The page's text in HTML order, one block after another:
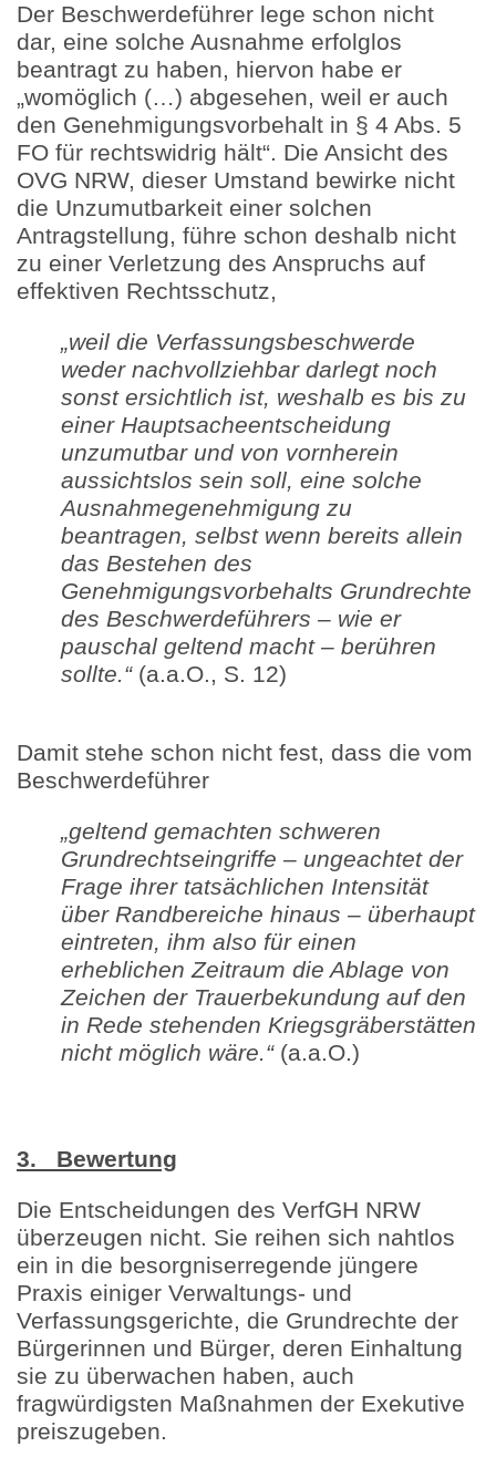
Der Beschwerdeführer lege schon nicht
dar, eine solche Ausnahme erfolglos
beantragt zu haben, hiervon habe er
„womöglich (…) abgesehen, weil er auch
den Genehmigungsvorbehalt in § 4 Abs. 5
FO für rechtswidrig hält“. Die Ansicht des
OVG NRW, dieser Umstand bewirke nicht
die Unzumutbarkeit einer solchen
Antragstellung, führe schon deshalb nicht
zu einer Verletzung des Anspruchs auf
effektiven Rechtsschutz,
„weil die Verfassungsbeschwerde
weder nachvollziehbar darlegt noch
sonst ersichtlich ist, weshalb es bis zu
einer Hauptsacheentscheidung
unzumutbar und von vornherein
aussichtslos sein soll, eine solche
Ausnahmegenehmigung zu
beantragen, selbst wenn bereits allein
das Bestehen des
Genehmigungsvorbehalts Grundrechte
des Beschwerdeführers – wie er
pauschal geltend macht – berühren
sollte.“(a.a.O., S. 12)
Damit stehe schon nicht fest, dass die vom
Beschwerdeführer
„geltend gemachten schweren
Grundrechtseingriffe – ungeachtet der
Frage ihrer tatsächlichen Intensität
über Randbereiche hinaus – überhaupt
eintreten, ihm also für einen
erheblichen Zeitraum die Ablage von
Zeichen der Trauerbekundung auf den
in Rede stehenden Kriegsgräberstätten
nicht möglich wäre.“(a.a.O.)
3. Bewertung
Die Entscheidungen des VerfGH NRW
überzeugen nicht. Sie reihen sich nahtlos
ein in die besorgniserregende jüngere
Praxis einiger Verwaltungs- und
Verfassungsgerichte, die Grundrechte der
Bürgerinnen und Bürger, deren Einhaltung
sie zu überwachen haben, auch
fragwürdigsten Maßnahmen der Exekutive
preiszugeben.